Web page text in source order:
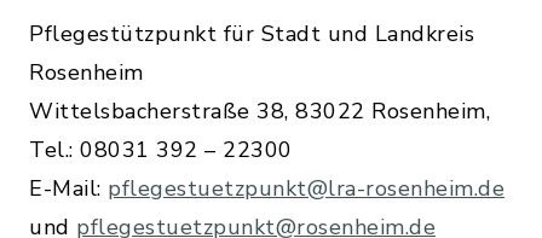
Pflegestützpunkt für Stadt und Landkreis
Rosenheim
Wittelsbacherstraße 38, 83022 Rosenheim,
Tel.: 08031 392 – 22300
E-Mail: pflegestuetzpunkt@lra-rosenheim.de
und pflegestuetzpunkt@rosenheim.de